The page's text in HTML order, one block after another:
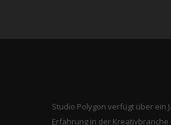
Studio Polygon verfügt über ein
Erfahrung in der Kreativbranche